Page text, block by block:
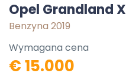
Opel Grandland X
Benzyna 2019
Wymagana cena
€ 15.000